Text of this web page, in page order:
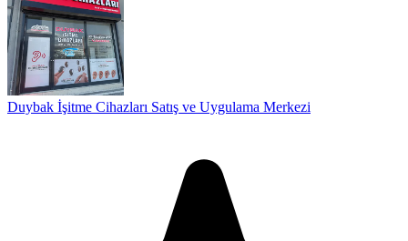
Duybak İşitme Cihazları Satış ve Uygulama Merkezi